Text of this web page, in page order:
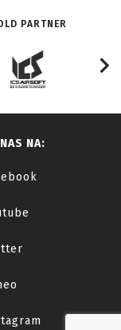
PARTNER
NA: